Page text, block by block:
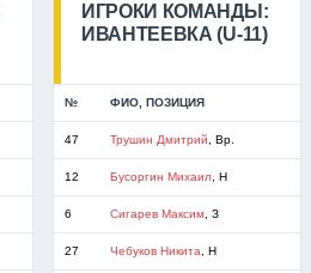
ИГРОКИ КОМАНДЫ:
ИВАНТЕЕВКА (U-11)
№ ФИО, ПОЗИЦИЯ
47 Трушин Дмитрий , Вр.
12 Бусоргин Михаил, Н
6 Сигарев Максим, З
27 Чебуков Никита , Н